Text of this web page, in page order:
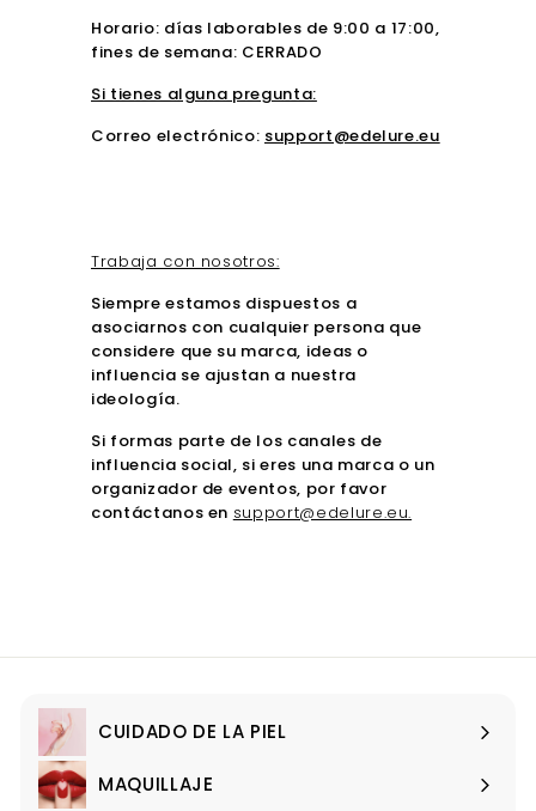
Horario: días laborables de 9:00 a 17:00,
fines de semana: CERRADO
Si tienes alguna pregunta:
Correo electrónico: support@edelure.eu
Trabaja con nosotros:
Siempre estamos dispuestos a
asociarnos con cualquier persona que
considere que su marca, ideas o
influencia se ajustan a nuestra
ideología.
Si formas parte de los canales de
influencia social, si eres una marca o un
organizador de eventos, por favor
contáctanos en support@edelure.eu.
CUIDADO DE LA PIEL
Expandir
menúMAQUILLAJE
Expandir